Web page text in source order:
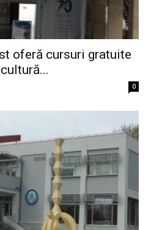
oferă cursuri gratuite
0